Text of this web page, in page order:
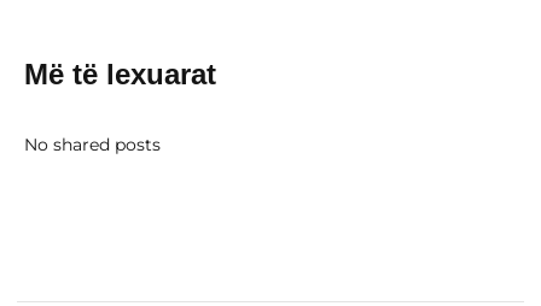
Më të lexuarat
No shared posts